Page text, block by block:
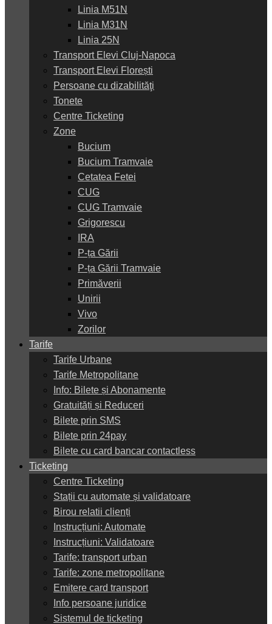
Linia M51N
Linia M31N
Linia 25N
Transport Elevi Cluj-Napoca
Transport Elevi Florești
Persoane cu dizabilităţi
Tonete
Centre Ticketing
Zone
Bucium
Bucium Tramvaie
Cetatea Fetei
CUG
CUG Tramvaie
Grigorescu
IRA
P-ța Gării
P-ța Gării Tramvaie
Primăverii
Unirii
Vivo
Zorilor
Tarife
Tarife Urbane
Tarife Metropolitane
Info: Bilete și Abonamente
Gratuități și Reduceri
Bilete prin SMS
Bilete prin 24pay
Bilete cu card bancar contactless
Ticketing
Centre Ticketing
Stații cu automate și validatoare
Birou relatii clienți
Instrucțiuni: Automate
Instrucțiuni: Validatoare
Tarife: transport urban
Tarife: zone metropolitane
Emitere card transport
Info persoane juridice
Sistemul de ticketing